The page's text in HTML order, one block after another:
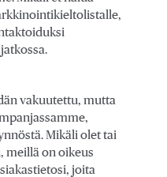
vakuutettu, mutta
Mikäli olet tai
meillä on oikeus
joita